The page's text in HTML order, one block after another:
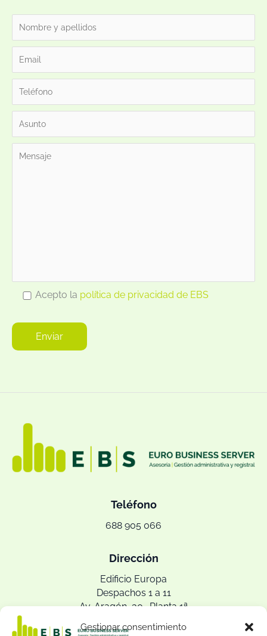
Gestionar consentimiento
Acepto la política de privacidad de EBS
Teléfono
688 905 066
Dirección
Edificio Europa
Despachos 1 a 11
Av. Aragón, 30 · Planta 1ª